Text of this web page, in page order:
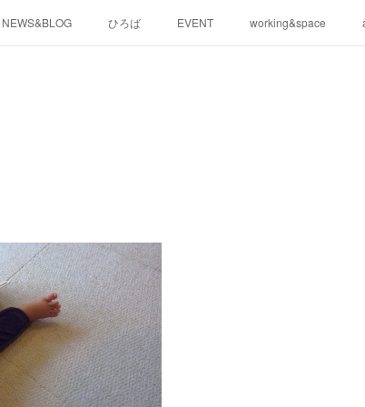
NEWS&BLOG ひろば EVENT working&space